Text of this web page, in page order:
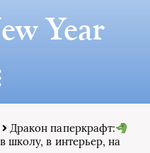
Year
Дракон паперкрафт:
школу, в интерьер, на